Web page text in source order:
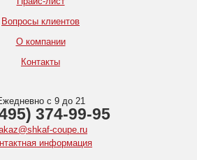
Вопросы клиентов
О компании
Контакты
с 9 до 21
374-99-95
coupe.ru
информация